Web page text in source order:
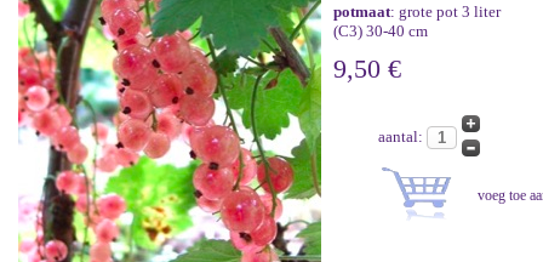
potmaat: grote pot 3 liter
(C3) 30-40 cm
9,50 €
aantal: